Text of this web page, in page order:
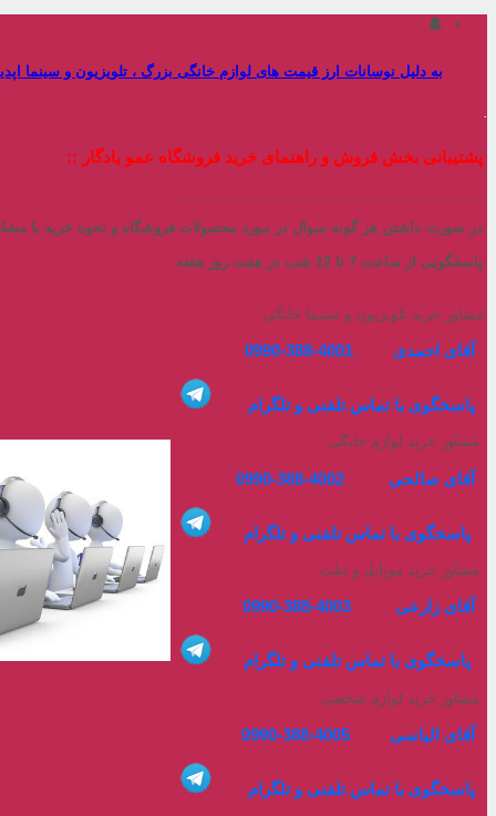
به دلیل نوسانات ارز قیمت های لوازم خانگی بزرگ ، تلویزیون و
.
پشتیبانی بخش فروش و راهنمای خرید فروشگاه عمو یادگار ::
در صورت داشتن هر گونه سوال در مورد محصولات فروشگاه و نحوه خرید با
پاسخگویی از ساعت 7 تا 12 شب در هفت روز هفته
مشاور خرید تلویزیون و سینما خانگی
آقای احمدی 4001-388-0990
پاسخگوی با تماس تلفنی و تلگرام
مشاور خرید لوازم خانگی
آقای صالحی 4002-388-0990
پاسخگوی با تماس تلفنی و تلگرام
مشاور خرید موبایل و تبلت
آقای زارعی 4003-388-0990
پاسخگوی با تماس تلفنی و تلگرام
مشاور خرید لوازم شخصی
آقای الیاسی 4005-388-0990
پاسخگوی با تماس تلفنی و تلگرام